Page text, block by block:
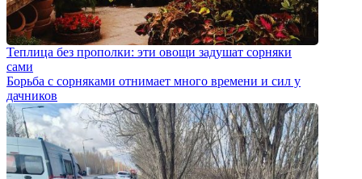
Теплица без прополки: эти овощи задушат сорняки
сами
Борьба с сорняками отнимает много времени и сил у
дачников